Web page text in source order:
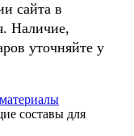
сайта в
Наличие,
уточняйте у
составы для